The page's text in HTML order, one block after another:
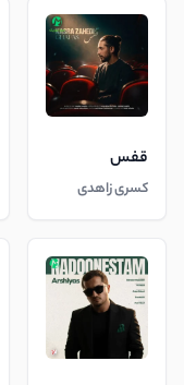
قفس
کسری زاهدی